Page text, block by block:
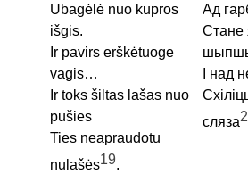
Ubagėlė nuo kupros
išgis.
Ir pavirs erškėtuoge
vagis…
Ir toks šiltas lašas nuo
pušies
Ties neapraudotu
nulašės19.
Ад
Стане
І над
сляза